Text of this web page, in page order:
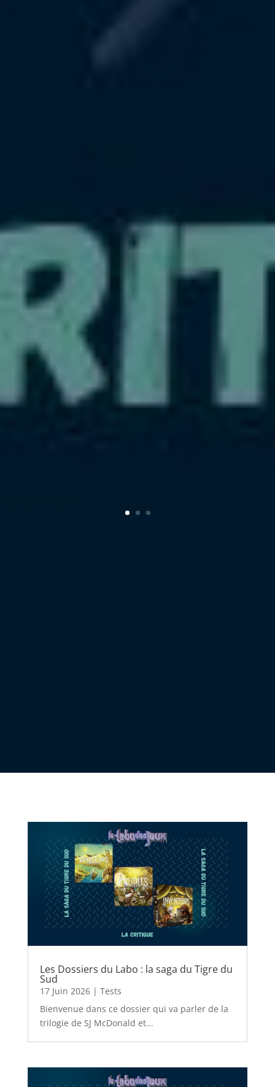
Les Dossiers du Labo : la saga du Tigre du
Sud
17 Juin 2026| Tests
Bienvenue dans ce dossier qui va parler de la
trilogie de SJ McDonald et...